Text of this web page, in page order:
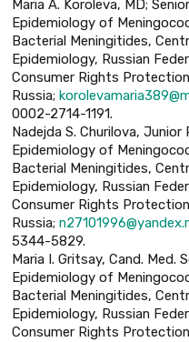
Maria A. Kоroleva, MD;
Epidemiology of
Bacterial Meningitides,
Epidemiology, Russian
Consumer Rights
Russia;
0002-2714-1191.
Nadejda S. Churilova,
Epidemiology of
Bacterial Meningitides,
Epidemiology, Russian
Consumer Rights
Russia;
5344-5829.
Maria I. Gritsay, Cand. Med.
Epidemiology of
Bacterial Meningitides,
Epidemiology, Russian
Consumer Rights